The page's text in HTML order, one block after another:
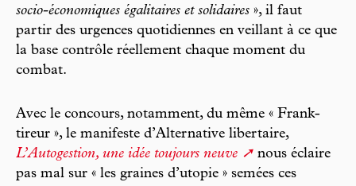
socio-économiques égalitaires et solidaires », il faut
partir des urgences quotidiennes en veillant à ce que
la base contrôle réellement chaque moment du
combat.
Avec le concours, notamment, du même « Frank-
tireur », le manifeste d’Alternative libertaire,
L’Autogestion, une idée toujours neuve
nous éclaire
pas mal sur « les graines d’utopie » semées ces